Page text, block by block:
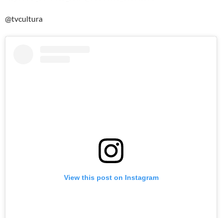
@tvcultura
View this post on Instagram